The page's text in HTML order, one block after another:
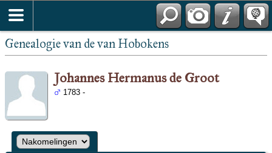
Genealogie van de van Hobokens
Johannes Hermanus de Groot
1783 -